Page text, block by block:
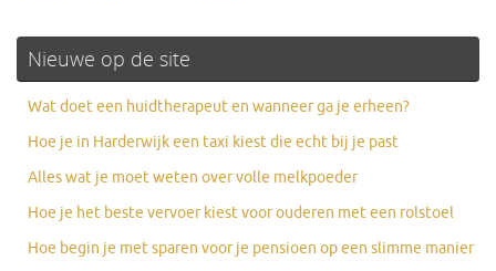
Nieuwe op de site
Wat doet een huidtherapeut en wanneer ga je erheen?
Hoe je in Harderwijk een taxi kiest die echt bij je past
Alles wat je moet weten over volle melkpoeder
Hoe je het beste vervoer kiest voor ouderen met een rolstoel
Hoe begin je met sparen voor je pensioen op een slimme manier